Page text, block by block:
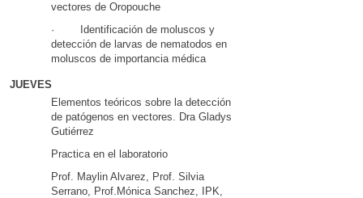
vectores de Oropouche
· Identificación de moluscos y
detección de larvas de nematodos en
moluscos de importancia médica
JUEVES
Elementos teóricos sobre la detección
de patógenos en vectores. Dra Gladys
Gutiérrez
Practica en el laboratorio
Prof. Maylin Alvarez, Prof. Silvia
Serrano, Prof.Mónica Sanchez, IPK,